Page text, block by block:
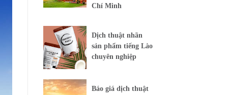
Chí Minh
Dịch thuật nhãn
sản phẩm tiếng Lào
chuyên nghiệp
Báo giá dịch thuật